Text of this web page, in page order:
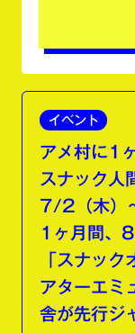
イベント
アメ村に1
スナック人
7/2（木）
1ヶ月間、
「スナック
アターエミ
舎が先行ジ